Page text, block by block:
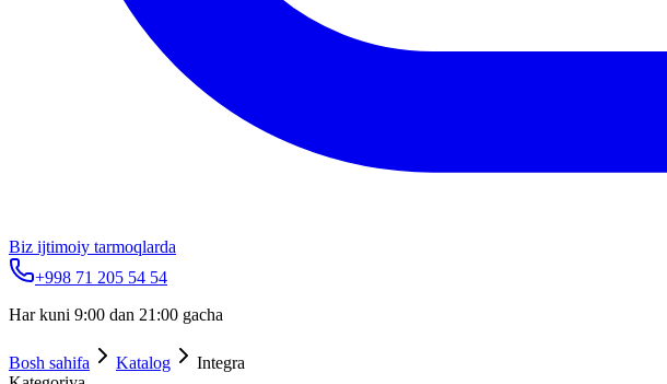
Biz ijtimoiy tarmoqlarda
+998 71 205 54 54
Har kuni 9:00 dan 21:00 gacha
Bosh sahifa Katalog
Integra